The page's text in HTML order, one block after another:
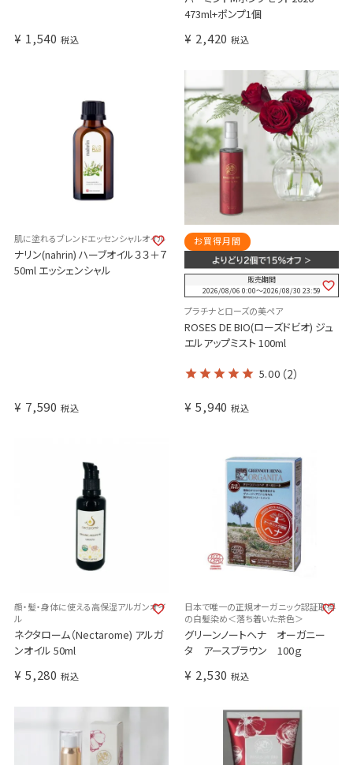
¥ 1,540 税込
473ml+ポンプ1個
¥ 2,420 税込
肌に塗れるブレンドエッセンシャルオイル
ナリン(nahrin) ハーブオイル３３＋７
50ml エッシェンシャル
¥ 7,590 税込
お買得月間
販売期間
2026/08/06 0:00〜2026/08/30 23:59
プラチナとローズの美ペア
ROSES DE BIO(ローズドビオ) ジュ
エルアップミスト 100ml
5.00 （2）
¥ 5,940 税込
顔・髪・身体に使える高保湿アルガンオイ
ル
ネクタローム（Nectarome) アルガ
ンオイル 50ml
¥ 5,280 税込
日本で唯一の正規オーガニック認証取得
の白髪染め＜落ち着いた茶色＞
グリーンノートヘナ オーガニー
タ アースブラウン 100ｇ
¥ 2,530 税込